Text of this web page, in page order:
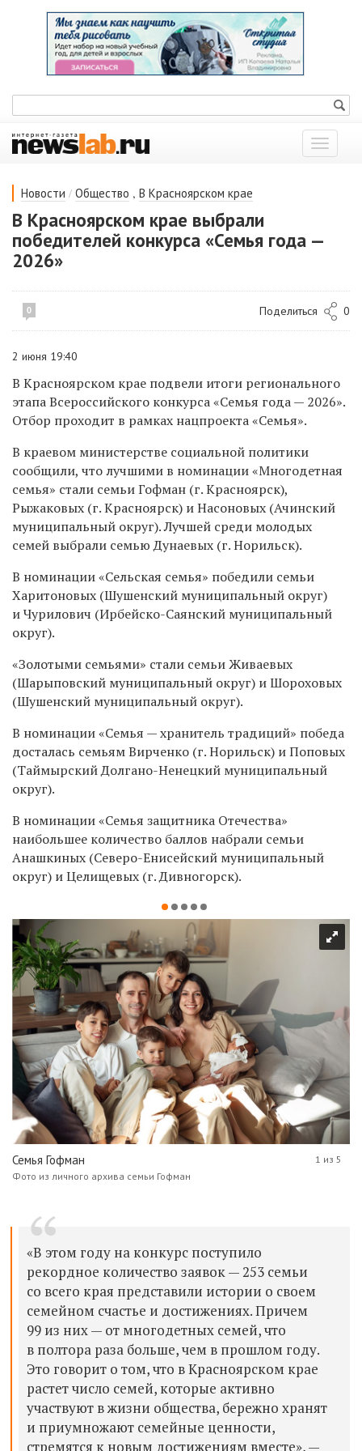
Показать
меню
Новости / Общество , В Красноярском крае
В Красноярском крае выбрали
победителей конкурса «Семья года —
2026»
0 Поделиться 0
2 июня 19:40
В Красноярском крае подвели итоги регионального
этапа Всероссийского конкурса «Семья года — 2026».
Отбор проходит в рамках нацпроекта «Семья».
В краевом министерстве социальной политики
сообщили, что лучшими в номинации «Многодетная
семья» стали семьи Гофман (г. Красноярск),
Рыжаковых (г. Красноярск) и Насоновых (Ачинский
муниципальный округ). Лучшей среди молодых
семей выбрали семью Дунаевых (г. Норильск).
В номинации «Сельская семья» победили семьи
Харитоновых (Шушенский муниципальный округ)
и Чурилович (Ирбейско-Саянский муниципальный
округ).
«Золотыми семьями» стали семьи Живаевых
(Шарыповский муниципальный округ) и Шороховых
(Шушенский муниципальный округ).
В номинации «Семья — хранитель традиций» победа
досталась семьям Вирченко (г. Норильск) и Поповых
(Таймырский Долгано-Ненецкий муниципальный
округ).
В номинации «Семья защитника Отечества»
наибольшее количество баллов набрали семьи
Анашкиных (Северо-Енисейский муниципальный
округ) и Целищевых (г. Дивногорск).
Семья Гофман
Фото из личного архива семьи Гофман
1 из 5
«В этом году на конкурс поступило
рекордное количество заявок — 253 семьи
со всего края представили истории о своем
семейном счастье и достижениях. Причем
99 из них — от многодетных семей, что
в полтора раза больше, чем в прошлом году.
Это говорит о том, что в Красноярском крае
растет число семей, которые активно
участвуют в жизни общества, бережно хранят
и приумножают семейные ценности,
стремятся к новым достижениям вместе», —